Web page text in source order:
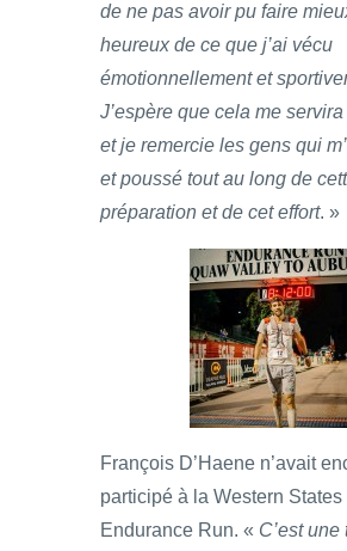
de ne pas avoir pu faire
heureux de ce que j’ai vécu
émotionnellement et
J’espère que cela me
et je remercie les gens qui
et poussé tout au long de
préparation et de cet effort. »
François D’Haene n’avait
participé à la Western
Endurance Run. « C’est